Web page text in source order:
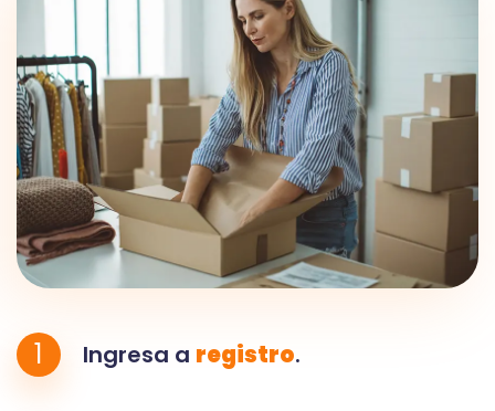
1 Ingresa a registro.